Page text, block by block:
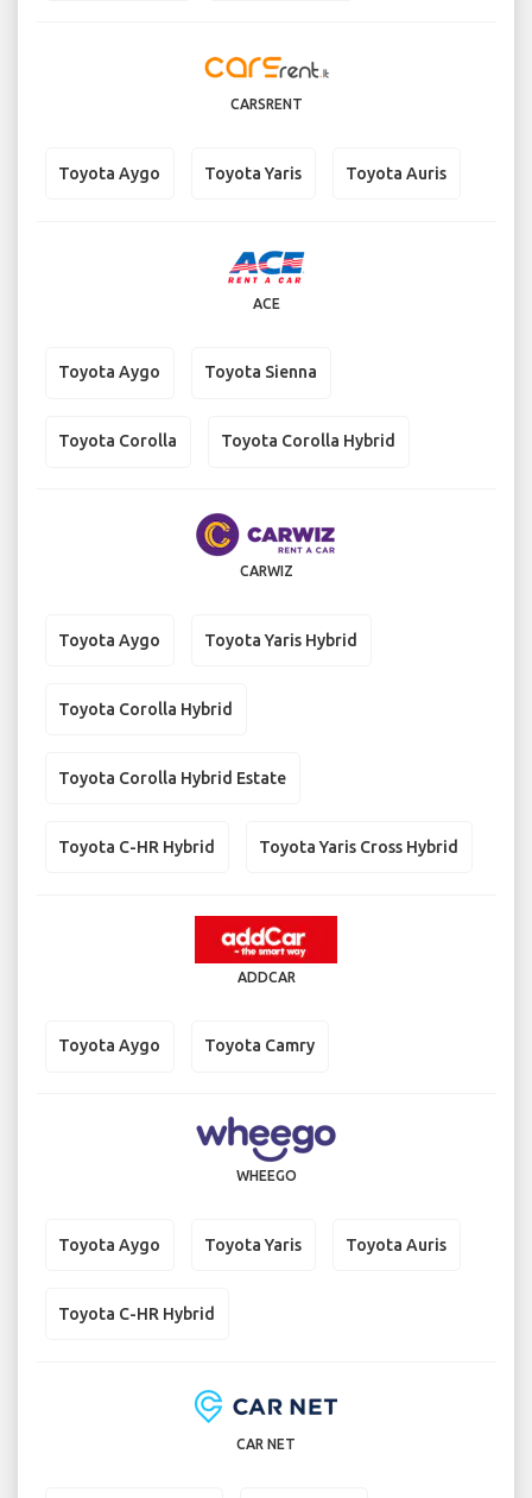
CARSRENT
Toyota Aygo Toyota Yaris Toyota Auris
ACE
Toyota Aygo Toyota Sienna
Toyota Corolla Toyota Corolla Hybrid
CARWIZ
Toyota Aygo Toyota Yaris Hybrid
Toyota Corolla Hybrid
Toyota Corolla Hybrid Estate
Toyota C-HR Hybrid Toyota Yaris Cross Hybrid
ADDCAR
Toyota Aygo Toyota Camry
WHEEGO
Toyota Aygo Toyota Yaris Toyota Auris
Toyota C-HR Hybrid
CAR NET